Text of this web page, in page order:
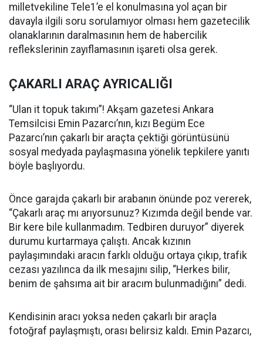
milletvekiline Tele1’e el konulmasına yol açan bir
davayla ilgili soru sorulamıyor olması hem gazetecilik
olanaklarının daralmasının hem de habercilik
reflekslerinin zayıflamasının işareti olsa gerek.
ÇAKARLI ARAÇ AYRICALIĞI
“Ulan it topuk takımı”! Akşam gazetesi Ankara
Temsilcisi Emin Pazarcı’nın, kızı Begüm Ece
Pazarcı’nın çakarlı bir araçta çektiği görüntüsünü
sosyal medyada paylaşmasına yönelik tepkilere yanıtı
böyle başlıyordu.
Önce garajda çakarlı bir arabanın önünde poz vererek,
“Çakarlı araç mı arıyorsunuz? Kızımda değil bende var.
Bir kere bile kullanmadım. Tedbiren duruyor” diyerek
durumu kurtarmaya çalıştı. Ancak kızının
paylaşımındaki aracın farklı olduğu ortaya çıkıp, trafik
cezası yazılınca da ilk mesajını silip, “Herkes bilir,
benim de şahsıma ait bir aracım bulunmadığını” dedi.
Kendisinin aracı yoksa neden çakarlı bir araçla
fotoğraf paylaşmıştı, orası belirsiz kaldı. Emin Pazarcı,